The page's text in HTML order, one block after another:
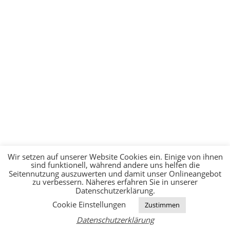
Wir setzen auf unserer Website Cookies ein. Einige von ihnen
sind funktionell, während andere uns helfen die
Seitennutzung auszuwerten und damit unser Onlineangebot
zu verbessern. Näheres erfahren Sie in unserer
Datenschutzerklärung.
Cookie Einstellungen
Zustimmen
Datenschutzerklärung